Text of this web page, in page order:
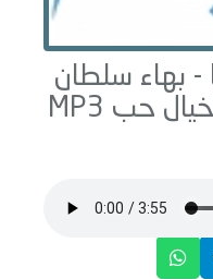
- بهاء سلطان
حب MP3